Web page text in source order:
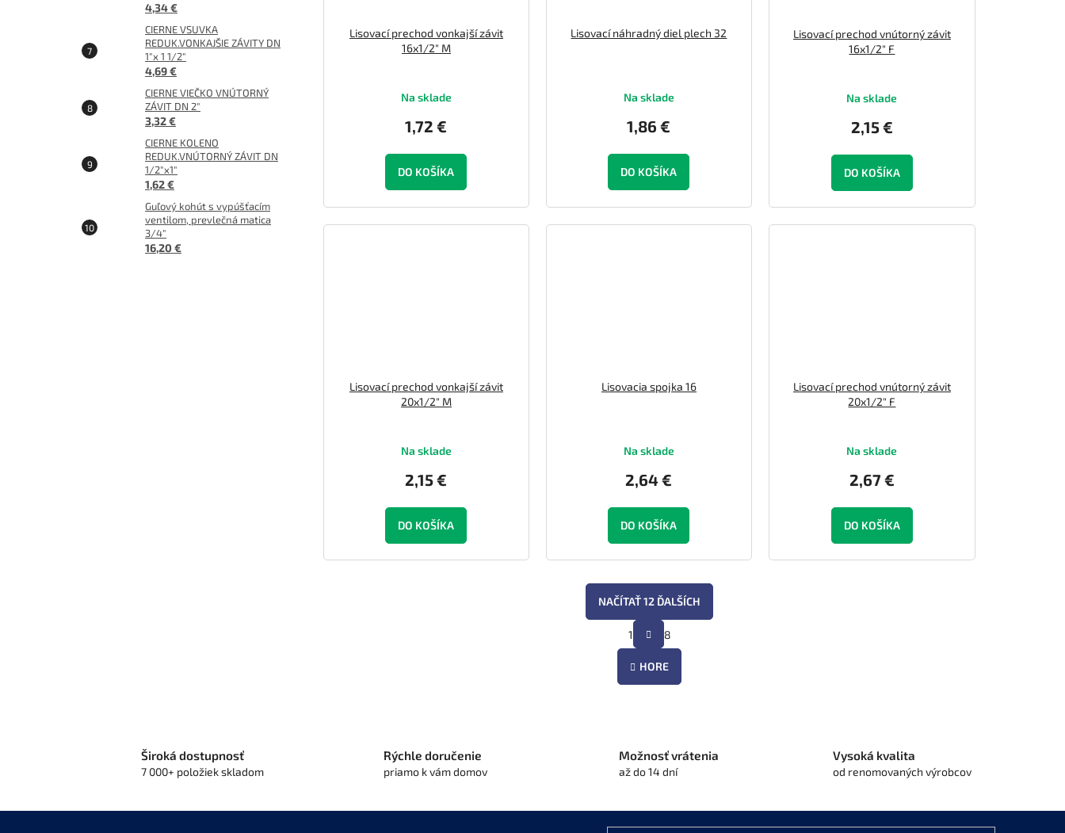
4,34 €
CIERNE VSUVKA
REDUK.VONKAJŠIE ZÁVITY DN
1"x 1 1/2"
4,69 €
CIERNE VIEČKO VNÚTORNÝ
ZÁVIT DN 2"
3,32 €
CIERNE KOLENO
REDUK.VNÚTORNÝ ZÁVIT DN
1/2"x1"
1,62 €
Guľový kohút s vypúšťacím
ventilom, prevlečná matica
3/4"
16,20 €
Lisovací prechod vonkajší závit
16x1/2" M
Na sklade
1,72 €
DO KOŠÍKA
Lisovací náhradný diel plech 32
Na sklade
1,86 €
DO KOŠÍKA
Lisovací prechod vnútorný závit
16x1/2" F
Na sklade
2,15 €
DO KOŠÍKA
Lisovací prechod vonkajší závit
20x1/2" M
Na sklade
2,15 €
DO KOŠÍKA
Lisovacia spojka 16
Na sklade
2,64 €
DO KOŠÍKA
Lisovací prechod vnútorný závit
20x1/2" F
Na sklade
2,67 €
DO KOŠÍKA
O
l
á
e
p
NAČÍTAŤ 12 ĎALŠÍCH
t
á
i
e
1 8
HORE
Široká dostupnosť
7 000+ položiek skladom
Rýchle doručenie
priamo k vám domov
Možnosť vrátenia
až do 14 dní
Vysoká kvalita
od renomovaných výrobcov